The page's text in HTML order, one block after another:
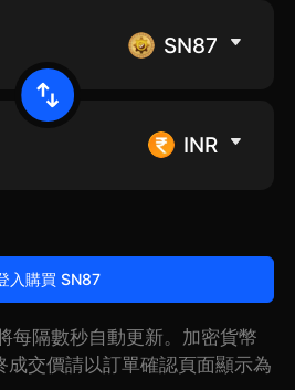
SN87
INR
入購買 SN87
每隔數秒自動更新。加密貨幣
成交價請以訂單確認頁面顯示為